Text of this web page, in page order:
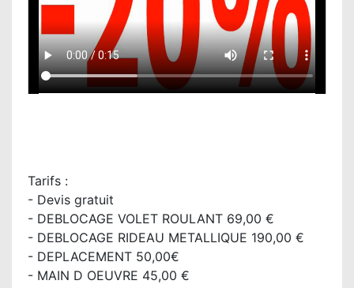
Tarifs :
- Devis gratuit
- DEBLOCAGE VOLET ROULANT 69,00 €
- DEBLOCAGE RIDEAU METALLIQUE 190,00 €
- DEPLACEMENT 50,00€
- MAIN D OEUVRE 45,00 €